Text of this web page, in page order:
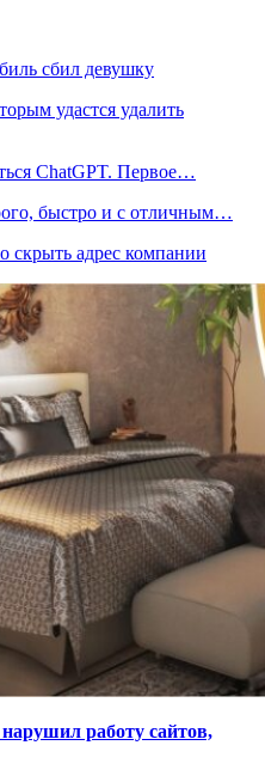
сбил девушку
удастся удалить
ChatGPT. Первое…
быстро и с отличным…
скрыть адрес компании
работу сайтов,